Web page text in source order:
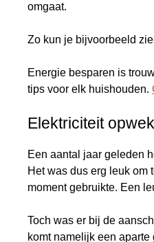
omgaat.
Zo kun je bijvoorbeeld
Energie besparen is
tips voor elk huishouden.
Elektriciteit
Een aantal jaar geleden
Het was dus erg leuk om
moment gebruikte. Een
Toch was er bij de
komt namelijk een